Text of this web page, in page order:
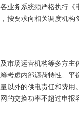
业务系统须严格执行
按要求向相关调度机
市场运营机构等多方
考虑内部源荷特性、
以外的供电责任和费
的交换功率不超过申